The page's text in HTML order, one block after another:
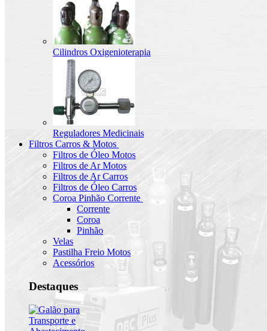
Cilindros Oxigenioterapia
Reguladores Medicinais
Filtros Carros & Motos
Filtros de Óleo Motos
Filtros de Ar Motos
Filtros de Ar Carros
Filtros de Óleo Carros
Coroa Pinhão Corrente
Corrente
Coroa
Pinhão
Velas
Pastilha Freio Motos
Acessórios
Destaques